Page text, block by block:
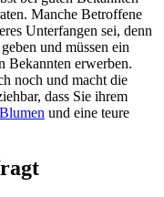
Manche Betroffene
Unterfangen sei, denn
und müssen ein
Bekannten erwerben.
noch und macht die
dass Sie ihrem
Blumen und eine teure